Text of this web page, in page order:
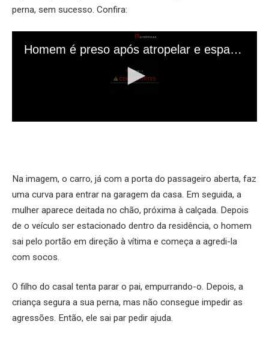
perna, sem sucesso. Confira:
Na imagem, o carro, já com a porta do passageiro aberta, faz
uma curva para entrar na garagem da casa. Em seguida, a
mulher aparece deitada no chão, próxima à calçada. Depois
de o veículo ser estacionado dentro da residência, o homem
sai pelo portão em direção à vítima e começa a agredi-la
com socos.
O filho do casal tenta parar o pai, empurrando-o. Depois, a
criança segura a sua perna, mas não consegue impedir as
agressões. Então, ele sai par pedir ajuda.